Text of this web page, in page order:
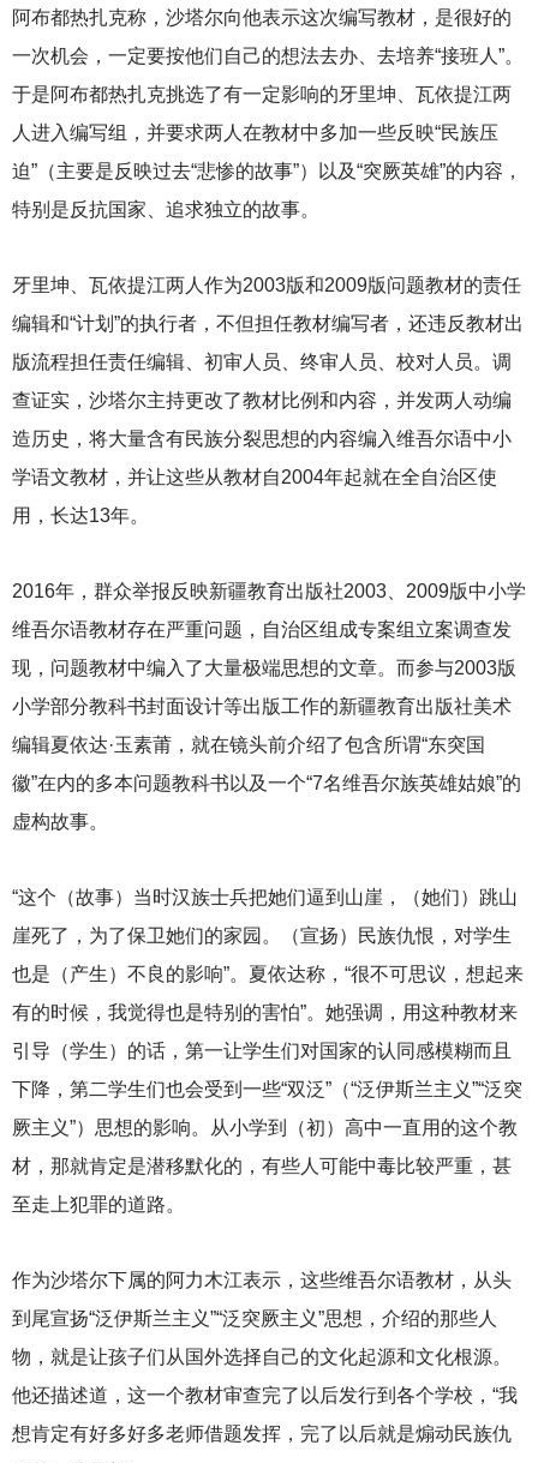
阿布都热扎克称，沙塔尔向他表示这次编写教材，是很好的
一次机会，一定要按他们自己的想法去办、去培养“接班人”。
于是阿布都热扎克挑选了有一定影响的牙里坤、瓦依提江两
人进入编写组，并要求两人在教材中多加一些反映“民族压
迫”（主要是反映过去“悲惨的故事”）以及“突厥英雄”的内容，
特别是反抗国家、追求独立的故事。
牙里坤、瓦依提江两人作为2003版和2009版问题教材的责任
编辑和“计划”的执行者，不但担任教材编写者，还违反教材出
版流程担任责任编辑、初审人员、终审人员、校对人员。调
查证实，沙塔尔主持更改了教材比例和内容，并发两人动编
造历史，将大量含有民族分裂思想的内容编入维吾尔语中小
学语文教材，并让这些从教材自2004年起就在全自治区使
用，长达13年。
2016年，群众举报反映新疆教育出版社2003、2009版中小学
维吾尔语教材存在严重问题，自治区组成专案组立案调查发
现，问题教材中编入了大量极端思想的文章。而参与2003版
小学部分教科书封面设计等出版工作的新疆教育出版社美术
编辑夏依达·玉素莆，就在镜头前介绍了包含所谓“东突国
徽”在内的多本问题教科书以及一个“7名维吾尔族英雄姑娘”的
虚构故事。
“这个（故事）当时汉族士兵把她们逼到山崖，（她们）跳山
崖死了，为了保卫她们的家园。（宣扬）民族仇恨，对学生
也是（产生）不良的影响”。夏依达称，“很不可思议，想起来
有的时候，我觉得也是特别的害怕”。她强调，用这种教材来
引导（学生）的话，第一让学生们对国家的认同感模糊而且
下降，第二学生们也会受到一些“双泛”（“泛伊斯兰主义”“泛突
厥主义”）思想的影响。从小学到（初）高中一直用的这个教
材，那就肯定是潜移默化的，有些人可能中毒比较严重，甚
至走上犯罪的道路。
作为沙塔尔下属的阿力木江表示，这些维吾尔语教材，从头
到尾宣扬“泛伊斯兰主义”“泛突厥主义”思想，介绍的那些人
物，就是让孩子们从国外选择自己的文化起源和文化根源。
他还描述道，这一个教材审查完了以后发行到各个学校，“我
想肯定有好多好多老师借题发挥，完了以后就是煽动民族仇